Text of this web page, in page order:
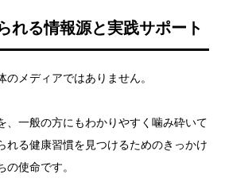
れる情報源と実践サポート
のメディアではありません。
、一般の方にもわかりやすく噛み砕いて
れる健康習慣を見つけるためのきっかけ
使命です。